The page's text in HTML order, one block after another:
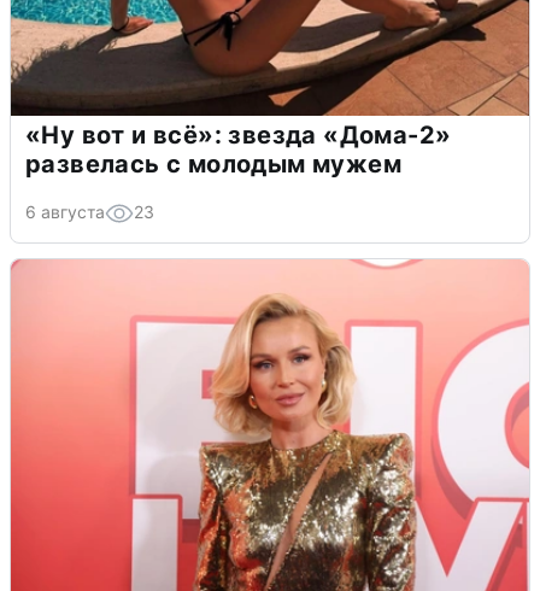
«Ну вот и всё»: звезда «Дома-2»
развелась с молодым мужем
6 августа 23